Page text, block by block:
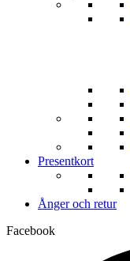
Presentkort
Ånger och retur
Facebook